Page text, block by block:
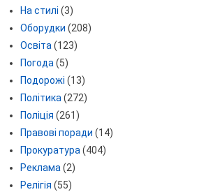
На стилі (3)
Оборудки (208)
Освіта (123)
Погода (5)
Подорожі (13)
Політика (272)
Поліція (261)
Правові поради (14)
Прокуратура (404)
Реклама (2)
Релігія (55)